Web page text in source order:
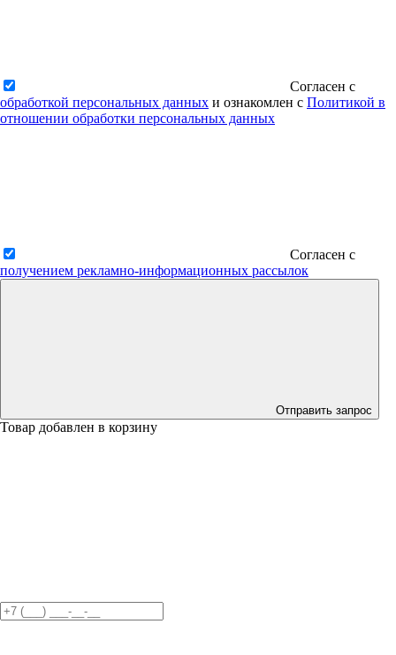
Согласен с
обработкой персональных данных и ознакомлен с Политикой в
отношении обработки персональных данных
Согласен с
получением рекламно-информационных рассылок
Отправить запрос
Товар добавлен в корзину